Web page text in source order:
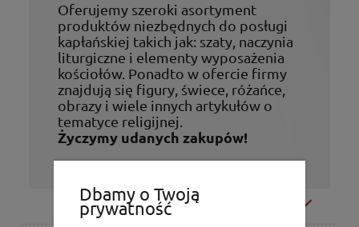
Oferujemy szeroki asortyment
produktów niezbędnych do posługi
kapłańskiej takich jak: szaty, naczynia
liturgiczne i elementy wyposażenia
kościołów. Ponadto w ofercie firmy
znajdują się figury, świece, różańce,
obrazy i wiele innych artykułów o
tematyce religijnej.
Życzymy udanych zakupów!
Moje konto
Dbamy o Twoją
prywatność